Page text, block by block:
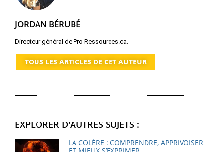
JORDAN BÉRUBÉ
Directeur général de Pro Ressources.ca.
TOUS LES ARTICLES DE CET AUTEUR
EXPLORER D'AUTRES SUJETS :
LA COLÈRE : COMPRENDRE, APPRIVOISER